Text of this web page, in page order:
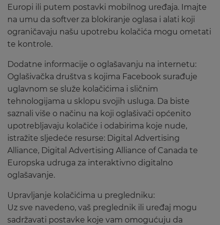
Europi ili putem postavki mobilnog uređaja. Imajte
na umu da softver za blokiranje oglasa i alati koji
ograničavaju našu upotrebu kolačića mogu ometati
te kontrole.
Dodatne informacije o oglašavanju na internetu:
Oglašivačka društva s kojima Facebook surađuje
uglavnom se služe kolačićima i sličnim
tehnologijama u sklopu svojih usluga. Da biste
saznali više o načinu na koji oglašivači općenito
upotrebljavaju kolačiće i odabirima koje nude,
istražite sljedeće resurse: Digital Advertising
Alliance, Digital Advertising Alliance of Canada te
Europska udruga za interaktivno digitalno
oglašavanje.
Upravljanje kolačićima u pregledniku:
Uz sve navedeno, vaš preglednik ili uređaj mogu
sadržavati postavke koje vam omogućuju da